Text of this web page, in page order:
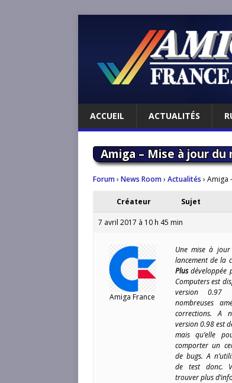
ACCUEIL ACTUALITÉS
Amiga – Mise à jour du
Forum› News Room› Actualités › Amiga
Créateur Sujet
7 avril 2017 à 10 h 45 min
Amiga France
Une mise à
lancement de la
Plusdéveloppée
Computers est
version 0.97
nombreuses
corrections. A
version 0.98 est
mais qu’elle
comporter un
de bugs. A
de test donc.
trouver plus